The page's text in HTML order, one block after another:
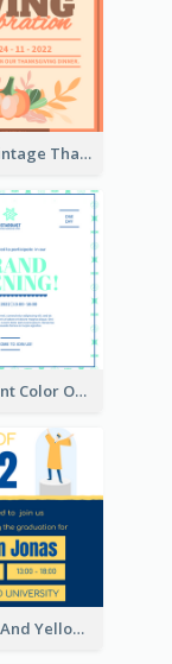
Orange Vintage Thanksgiving Celebration Invitation Design
Simple Mint Color Opening Day Invitation Card Idea
Bold Blue And Yellow Educational Ceremony Invitation Design Ideas